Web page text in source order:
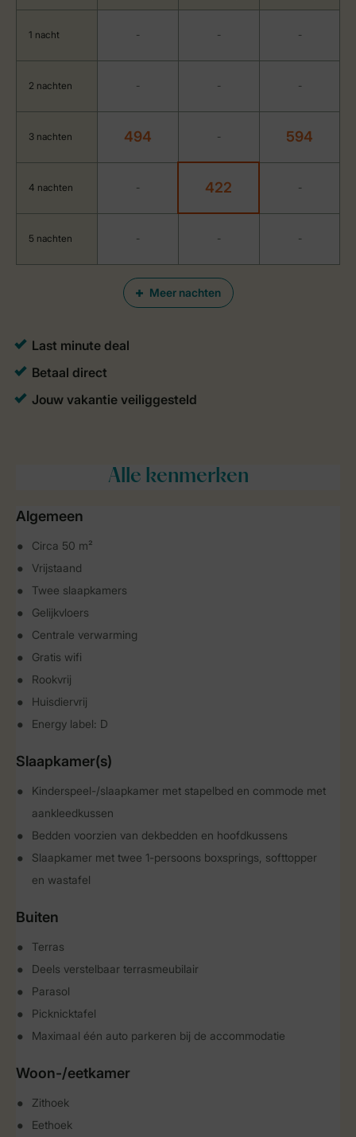
Meer nachten
1 nacht - - -
2 nachten - - -
3 nachten 494 - 594
4 nachten - 422 -
5 nachten - - -
Alle kenmerken
Algemeen
Circa 50 m²
Vrijstaand
Twee slaapkamers
Gelijkvloers
Centrale verwarming
Gratis wifi
Rookvrij
Huisdiervrij
Energy label: D
Slaapkamer(s)
Kinderspeel-/slaapkamer met stapelbed en commode met
aankleedkussen
Bedden voorzien van dekbedden en hoofdkussens
Slaapkamer met twee 1-persoons boxsprings, softtopper
en wastafel
Buiten
Terras
Deels verstelbaar terrasmeubilair
Parasol
Picknicktafel
Maximaal één auto parkeren bij de accommodatie
Woon-/eetkamer
Zithoek
Eethoek